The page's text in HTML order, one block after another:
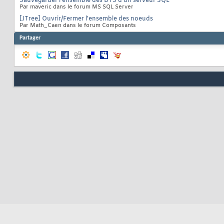
Par maveric dans le forum MS SQL Server
[JTree] Ouvrir/Fermer l'ensemble des noeuds
Par Math_Caen dans le forum Composants
Partager